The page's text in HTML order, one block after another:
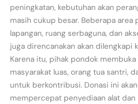
peningkatan, kebutuhan akan
masih cukup besar. Beberapa area
lapangan, ruang serbaguna, dan
juga direncanakan akan dilengkapi
Karena itu, pihak pondok
masyarakat luas, orang tua santri,
untuk berkontribusi. Donasi ini
mempercepat penyediaan alat